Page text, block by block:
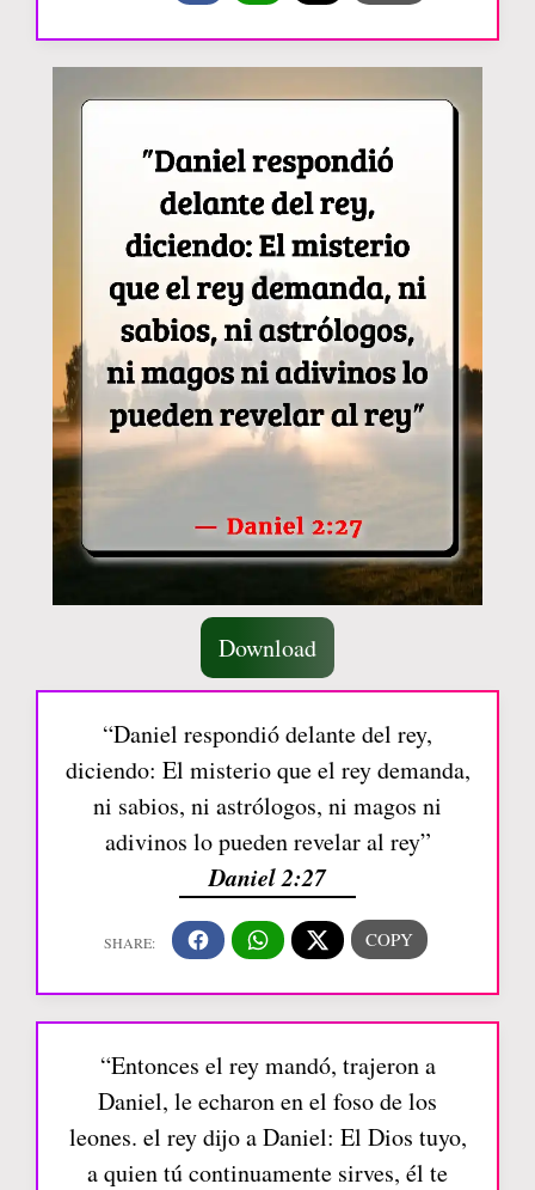
Download
“Daniel respondió delante del rey,
diciendo: El misterio que el rey demanda,
ni sabios, ni astrólogos, ni magos ni
adivinos lo pueden revelar al rey”
Daniel 2:27
“Entonces el rey mandó, trajeron a
Daniel, le echaron en el foso de los
leones. el rey dijo a Daniel: El Dios tuyo,
a quien tú continuamente sirves, él te